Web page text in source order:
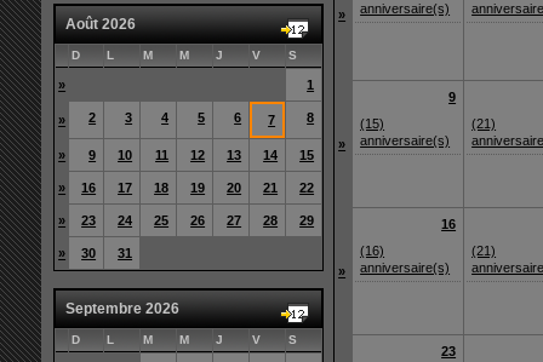
Août 2026
D L M M J V S
» 1
» 2 3 4 5 6 7 8
» 9 10 11 12 13 14 15
» 16 17 18 19 20 21 22
» 23 24 25 26 27 28 29
» 30 31
Septembre 2026
D L M M J V S
»
anniversaire(s)
»
9
(15)
anniversaire(s)
(21)
»
16
(16)
anniversaire(s)
(21)
23